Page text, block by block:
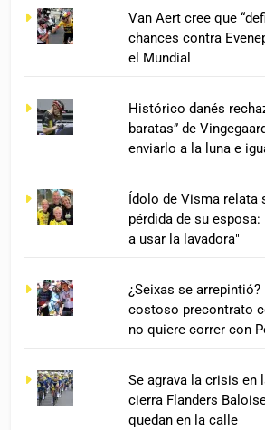
Van Aert cree que
chances contra
el Mundial
Histórico danés
baratas” de
enviarlo a la luna e
Ídolo de Visma relata
pérdida de su esposa:
a usar la lavadora"
¿Seixas se
costoso precontrato
no quiere correr con
Se agrava la crisis en
cierra Flanders
quedan en la calle